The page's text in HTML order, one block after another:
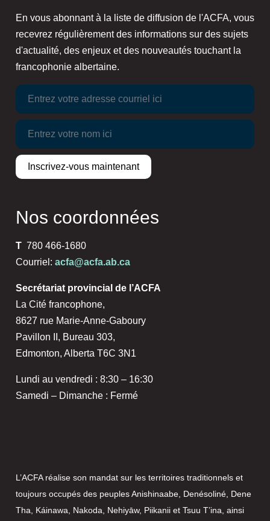
En vous abonnant à la liste de diffusion de l'ACFA, vous
recevrez régulièrement des informations sur des sujets
d'actualité, des enjeux et des nouveautés touchant la
francophonie albertaine.
Nos coordonnées
T 780 466-1680
Courriel: acfa@acfa.ab.ca
Secrétariat provincial de l’ACFA
La Cité francophone,
8627 rue Marie-Anne-Gaboury
Pavillon II, Bureau 303,
Edmonton, Alberta T6C 3N1
Lundi au vendredi : 8:30 – 16:30
Samedi – Dimanche : Fermé
L’ACFA réalise son mandat sur les territoires traditionnels et
toujours occupés des peuples Anishinaabe, Denésoliné, Dene
Tha, Káinawa, Nakoda, Nehiyāw, Piikanii et Tsuu T’ina, ainsi